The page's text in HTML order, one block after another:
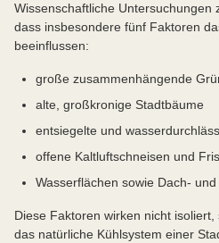
Wissenschaftliche Untersuchungen
dass insbesondere fünf Faktoren
beeinflussen:
große zusammenhängende
alte, großkronige Stadtbäume
entsiegelte und
offene Kaltluftschneisen und
Wasserflächen sowie Dach-
Diese Faktoren wirken nicht
das natürliche Kühlsystem einer